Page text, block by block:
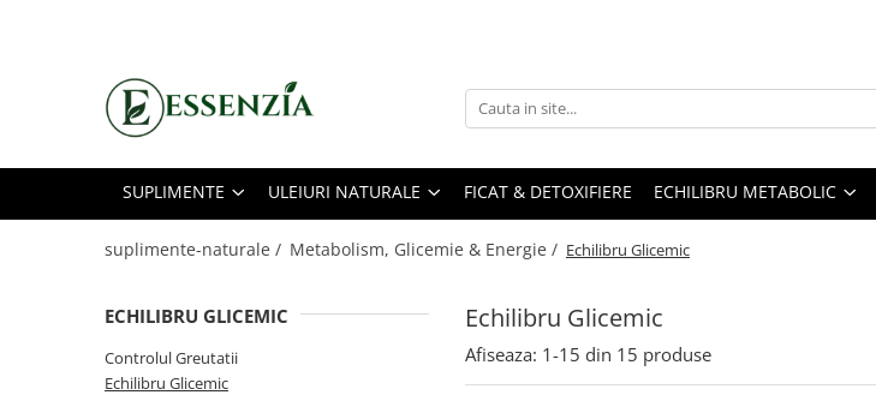
Suplimente
Anti-Inbatranire
Antiinflamatoare
Coloidale Biomed
Ficat & Detox
Uleiuri Naturale
Ulei Presat la Rece
Uleiuri Esentiale
Echilibru Metabolic
Echilibru Glicemic
Greutate & Apetit
Energie & Vitalitate
SUPLIMENTE ULEIURI NATURALE FICAT & DETOXIFIERE ECHILIBRU METABOLIC
suplimente-naturale / Metabolism, Glicemie & Energie / Echilibru Glicemic
Echilibru Glicemic
ECHILIBRU GLICEMIC
Controlul Greutatii
Echilibru Glicemic
Afiseaza: 1-15 din 15 produse